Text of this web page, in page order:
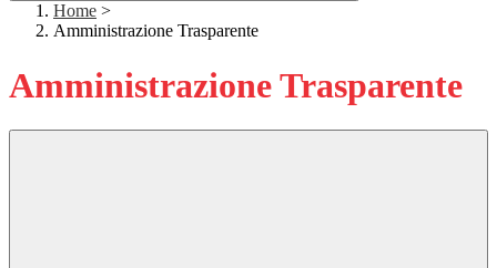
Home >
Amministrazione Trasparente
Amministrazione Trasparente